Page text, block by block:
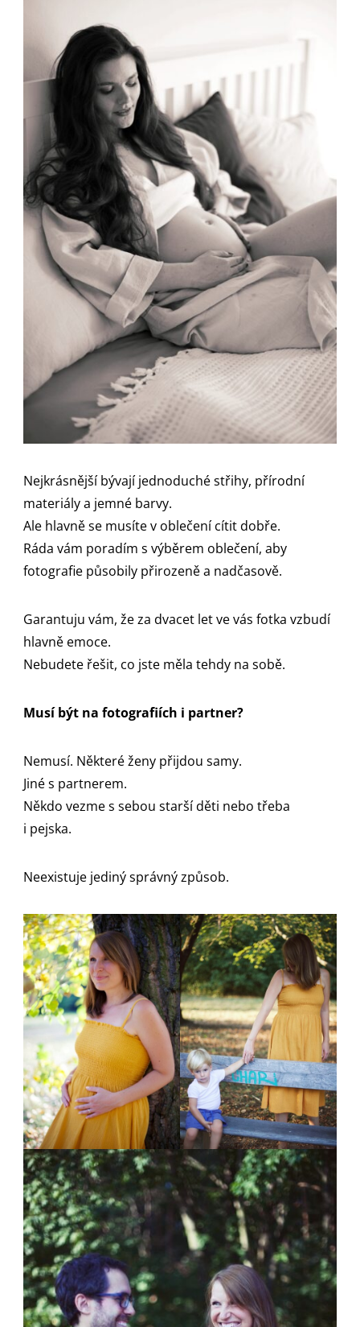
Nejkrásnější bývají jednoduché střihy, přírodní
materiály a jemné barvy.
Ale hlavně se musíte v oblečení cítit dobře.
Ráda vám poradím s výběrem oblečení, aby
fotografie působily přirozeně a nadčasově.
Garantuju vám, že za dvacet let ve vás fotka vzbudí
hlavně emoce.
Nebudete řešit, co jste měla tehdy na sobě.
Musí být na fotografiích i partner?
Nemusí. Některé ženy přijdou samy.
Jiné s partnerem.
Někdo vezme s sebou starší děti nebo třeba
i pejska.
Neexistuje jediný správný způsob.